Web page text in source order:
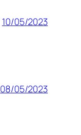
10/05/2023
08/05/2023